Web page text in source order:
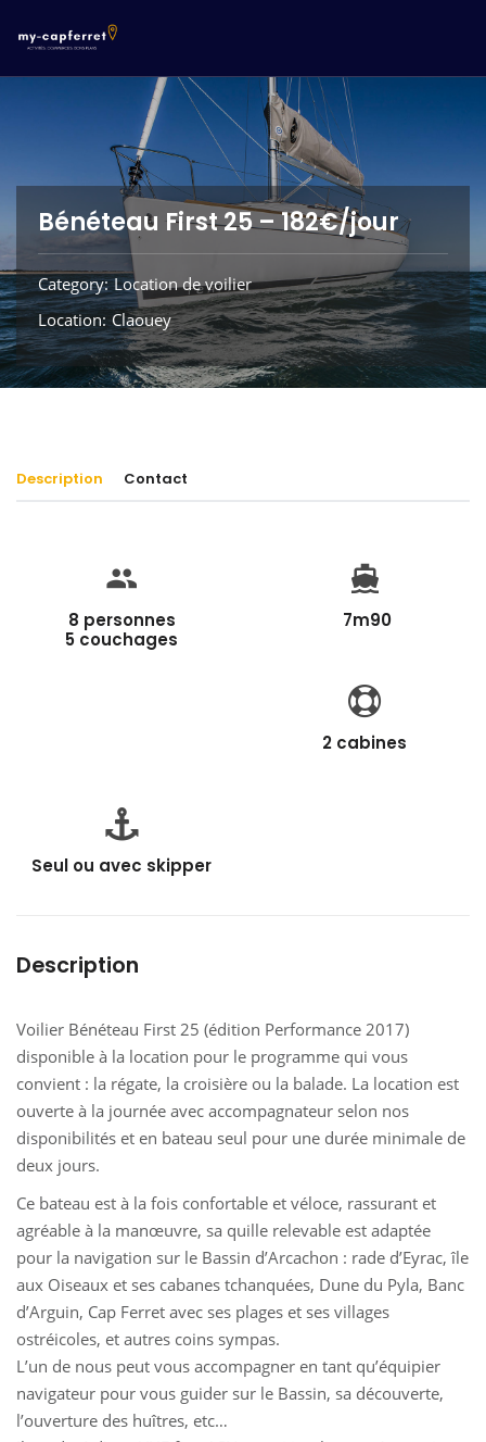
Bénéteau First 25 – 182€/jour
Category Location de voilier
Location Claouey
Description Contact
8 personnes
5 couchages
7m90
2 cabines
Seul ou avec skipper
Description
Voilier Bénéteau First 25 (édition Performance 2017)
disponible à la location pour le programme qui vous
convient : la régate, la croisière ou la balade. La location est
ouverte à la journée avec accompagnateur selon nos
disponibilités et en bateau seul pour une durée minimale de
deux jours.
Ce bateau est à la fois confortable et véloce, rassurant et
agréable à la manœuvre, sa quille relevable est adaptée
pour la navigation sur le Bassin d’Arcachon : rade d’Eyrac, île
aux Oiseaux et ses cabanes tchanquées, Dune du Pyla, Banc
d’Arguin, Cap Ferret avec ses plages et ses villages
ostréicoles, et autres coins sympas.
L’un de nous peut vous accompagner en tant qu’équipier
navigateur pour vous guider sur le Bassin, sa découverte,
l’ouverture des huîtres, etc…